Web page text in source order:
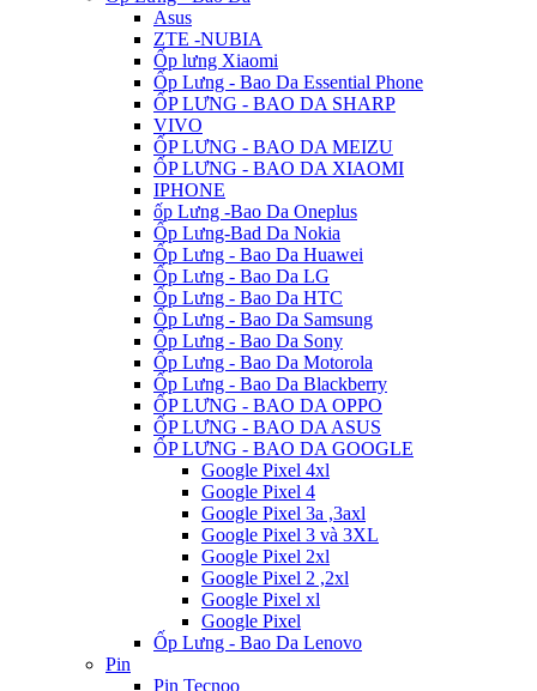
Asus
ZTE -NUBIA
Ốp lưng Xiaomi
Ốp Lưng - Bao Da Essential Phone
ỐP LƯNG - BAO DA SHARP
VIVO
ỐP LƯNG - BAO DA MEIZU
ỐP LƯNG - BAO DA XIAOMI
IPHONE
ốp Lưng -Bao Da Oneplus
Ốp Lưng-Bad Da Nokia
Ốp Lưng - Bao Da Huawei
Ốp Lưng - Bao Da LG
Ốp Lưng - Bao Da HTC
Ốp Lưng - Bao Da Samsung
Ốp Lưng - Bao Da Sony
Ốp Lưng - Bao Da Motorola
Ốp Lưng - Bao Da Blackberry
ỐP LƯNG - BAO DA OPPO
ỐP LƯNG - BAO DA ASUS
ỐP LƯNG - BAO DA GOOGLE
Google Pixel 4xl
Google Pixel 4
Google Pixel 3a ,3axl
Google Pixel 3 và 3XL
Google Pixel 2xl
Google Pixel 2 ,2xl
Google Pixel xl
Google Pixel
Ốp Lưng - Bao Da Lenovo
Pin
Pin Tecnoo